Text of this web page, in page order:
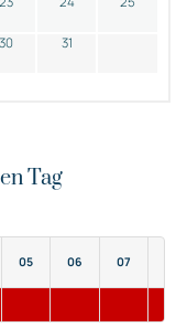
30 31
Tag
05 06 07